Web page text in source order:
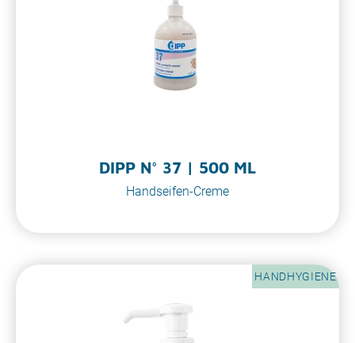
DIPP N° 37 | 500 ML
Handseifen-Creme
HANDHYGIENE